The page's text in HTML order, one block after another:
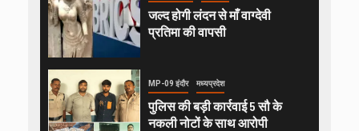
जल्द होगी लंदन से माँ वाग्देवी
प्रतिमा की वापसी
MP-09 इंदौर मध्यप्रदेश
पुलिस की बड़ी कार्रवाई 5 सौ के
नकली नोटों के साथ आरोपी